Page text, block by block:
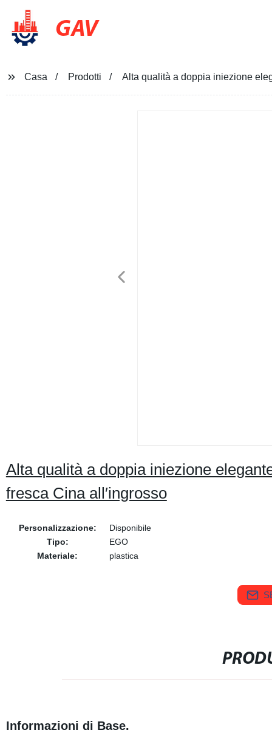
GAV
Casa Prodotti Alta qualità a doppia iniezione
Alta qualità a doppia iniezione
fresca Cina all′ingrosso
Personalizzazione:
Disponibile
Tipo:
EGO
Materiale:
plastica
Informazioni di Base.